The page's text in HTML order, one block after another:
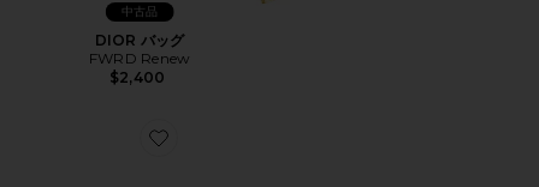
中古品
DIOR バッグ
FWRD Renew
$2,400
Favorite FENDI ショルダーバッグ